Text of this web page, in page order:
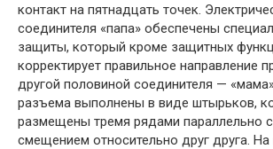
контакт на пятнадцать точек.
соединителя «папа» обеспечены
защиты, который кроме защитных
корректирует правильное направление
другой половиной соединителя —
разъема выполнены в виде штырьков,
размещены тремя рядами параллельно
смещением относительно друг друга.